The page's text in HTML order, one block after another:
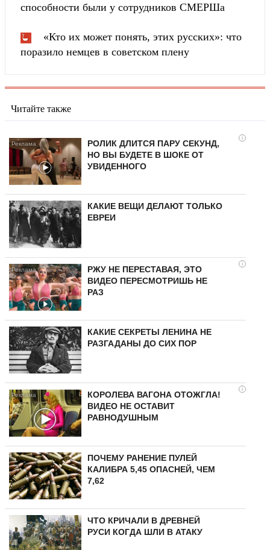
способности были у сотрудников СМЕРШа
«Кто их может понять, этих русских»: что
поразило немцев в советском плену
Читайте также
i
РОЛИК ДЛИТСЯ ПАРУ СЕКУНД,
НО ВЫ БУДЕТЕ В ШОКЕ ОТ
УВИДЕННОГО
КАКИЕ ВЕЩИ ДЕЛАЮТ ТОЛЬКО
ЕВРЕИ
i
РЖУ НЕ ПЕРЕСТАВАЯ, ЭТО
ВИДЕО ПЕРЕСМОТРИШЬ НЕ
РАЗ
КАКИЕ СЕКРЕТЫ ЛЕНИНА НЕ
РАЗГАДАНЫ ДО СИХ ПОР
i
КОРОЛЕВА ВАГОНА ОТОЖГЛА!
ВИДЕО НЕ ОСТАВИТ
РАВНОДУШНЫМ
ПОЧЕМУ РАНЕНИЕ ПУЛЕЙ
КАЛИБРА 5,45 ОПАСНЕЙ, ЧЕМ
7,62
ЧТО КРИЧАЛИ В ДРЕВНЕЙ
РУСИ КОГДА ШЛИ В АТАКУ